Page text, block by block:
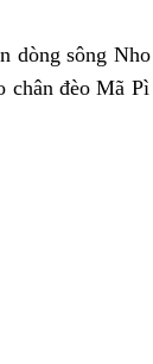
dòng sông
chân đèo Mã Pì